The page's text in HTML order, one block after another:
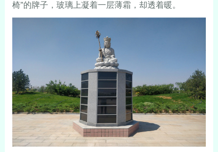
椅”的牌子，玻璃上凝着一层薄霜，却透着暖。